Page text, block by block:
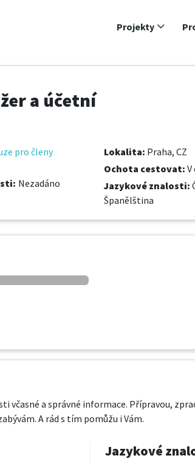
Projekty
a účetní
pro členy
: Nezadáno
Lokalita: Praha, CZ
Ochota cestovat:
Jazykové znalosti:
Španělština
včasné a správné informace. Přípravou,
A rád s tím pomůžu i Vám.
Jazykové